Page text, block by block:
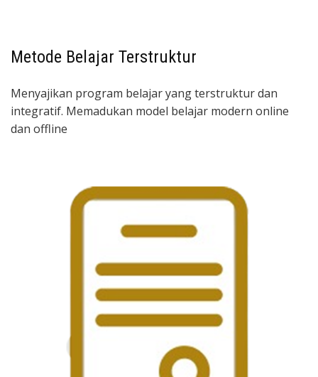
Metode Belajar Terstruktur
Menyajikan program belajar yang terstruktur dan
integratif. Memadukan model belajar modern online
dan offline